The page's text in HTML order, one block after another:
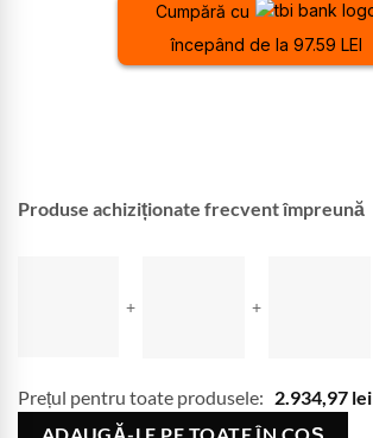
Cumpără cu
începând de la 97.59 LEI
Produse achiziționate frecvent împreună
+ +
Prețul pentru toate produsele: 2.934,97 lei